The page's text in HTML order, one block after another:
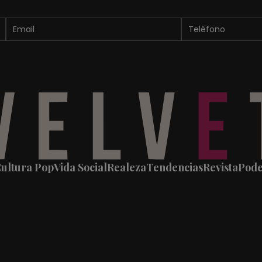
PopVida SocialRealezaTendenciasRevista